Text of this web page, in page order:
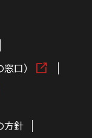
口）
方針